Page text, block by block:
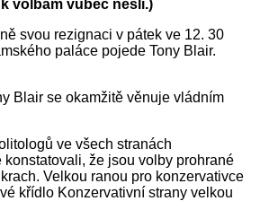
volbám vůbec nešli.)
svou rezignaci v pátek ve 12. 30
paláce pojede Tony Blair.
Blair se okamžitě věnuje vládním
ve všech stranách
že jsou volby prohrané
Velkou ranou pro konzervativce
křídlo Konzervativní strany velkou